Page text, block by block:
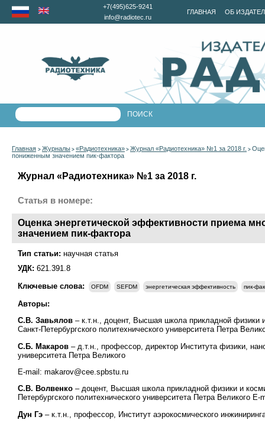
ГЛАВНАЯ ОБ
+7(495)625-9241
info@radiotec.ru
Главная > Журналы > «Радиотехника» > Журнал «Радиотехника» №1 за 2018 г. >
пониженным значением пик-фактора
Журнал «Радиотехника» №1 за 2018 г.
Статья в номере:
Оценка энергетической эффективности приема
значением пик-фактора
Тип статьи: научная статья
УДК: 621.391.8
Ключевые слова:
OFDM SEFDM энергетическая эффективность пик-
Авторы:
С.В. Завьялов – к.т.н., доцент, Высшая школа прикладной физики
Санкт-Петербургского политехнического университета Петра
С.Б. Макаров – д.т.н., профессор, директор Института физики,
университета Петра Великого
E-mail: makarov@cee.spbstu.ru
С.В. Волвенко – доцент, Высшая школа прикладной физики и
Петербургского политехнического университета Петра Великого
Дун Гэ – к.т.н., профессор, Институт аэрокосмического